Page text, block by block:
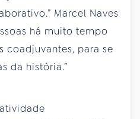
Marcel Naves
há muito tempo
coadjuvantes, para se
da história.”